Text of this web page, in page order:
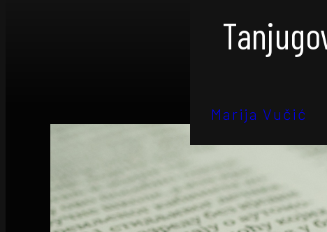
Marija Vučić